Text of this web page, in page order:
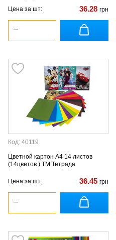
Цена за шт:
36.28 грн
Код: 40119
Цветной картон А4 14 листов
(14цветов ) ТМ Тетрада
Цена за шт: 36.45 грн